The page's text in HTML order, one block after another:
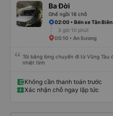
Ba Đời
Ghế ngồi 16 chỗ
02:00 • Bến xe Tân Biên
3 giờ 10 phút
05:10 • An Sương
Tôi bằng lòng chuyến đi từ Vũng Tàu
nhiệt tình
Không cần thanh toán trước
Xác nhận chỗ ngay lập tức